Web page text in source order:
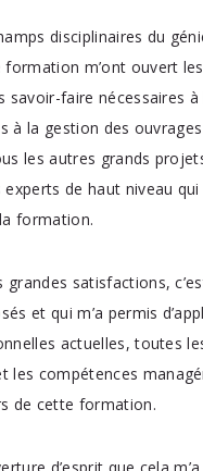
disciplinaires du
m’ont ouvert
savoir-faire nécessaires à
à la gestion des
les autres grands
experts de haut niveau
formation.
grandes satisfactions,
et qui m’a permis
actuelles, toutes
les compétences
de cette formation.